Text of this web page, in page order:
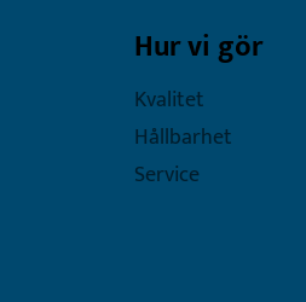
Hur vi gör
Kvalitet
Hållbarhet
Service